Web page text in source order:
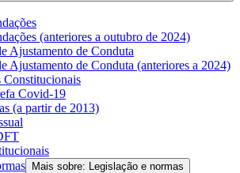
(anteriores a outubro de 2024)
Ajustamento de Conduta
Ajustamento de Conduta (anteriores a 2024)
Constitucionais
Covid-19
(a partir de 2013)
Mais sobre: Legislação e normas